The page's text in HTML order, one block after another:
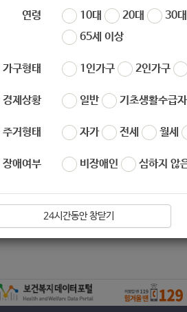
연령 10대 20대 30대
65세 이상
가구형태 1인가구 2인가구
경제상황 일반 기초생활수급자
주거형태 자가 전세 월세
장애여부 비장애인 심하지 않
24시간동안 창닫기
좋아요0 싫어요 0
[사회복지공동모금회] 크라우드 펀딩 참여 신청 안